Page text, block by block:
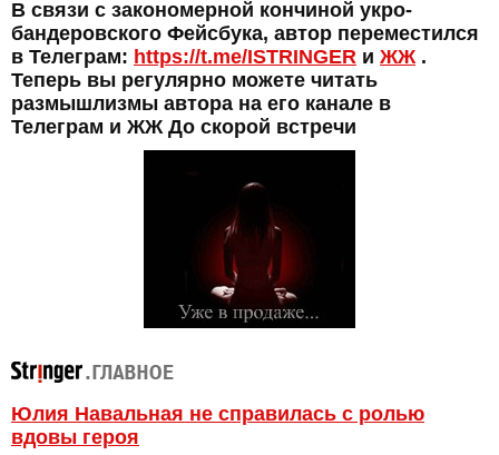
В связи с закономерной кончиной укро-
бандеровского Фейсбука, автор переместился
в Телеграм: https://t.me/ISTRINGER и ЖЖ.
Теперь вы регулярно можете читать
размышлизмы автора на его канале в
Телеграм и ЖЖ До скорой встречи
Юлия Навальная не справилась с ролью
вдовы героя